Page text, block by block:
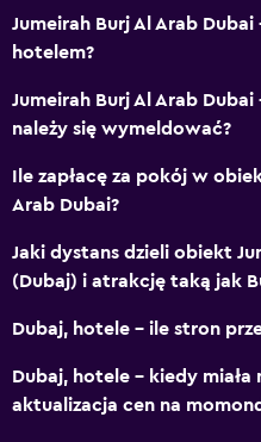
Jumeirah Burj Al Arab
hotelem?
Jumeirah Burj Al Arab
należy się wymeldować?
Ile zapłacę za pokój w
Arab Dubai?
Jaki dystans dzieli obiekt
(Dubaj) i atrakcję taką jak
Dubaj, hotele – ile stron
Dubaj, hotele – kiedy miała
aktualizacja cen na